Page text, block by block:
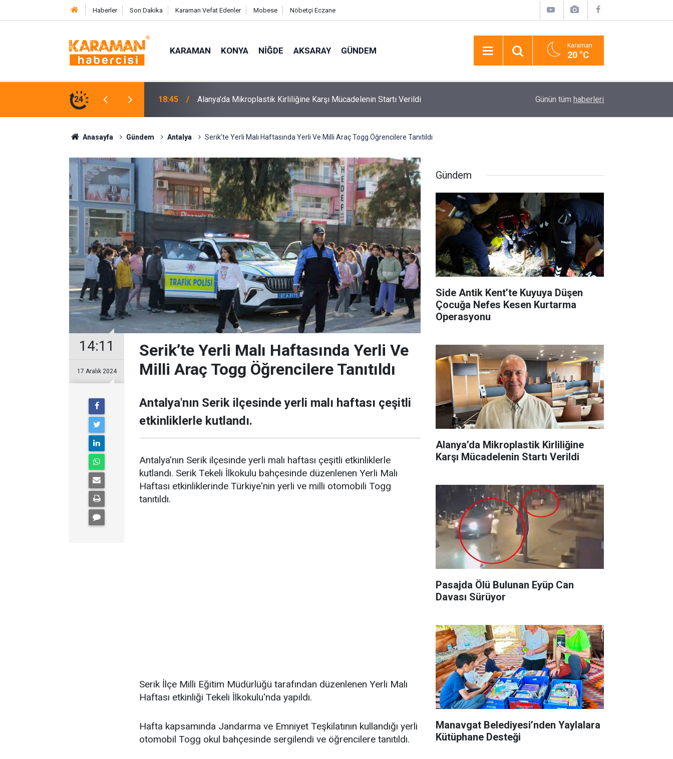
Haberler Son Dakika Karaman Vefat Edenler Mobese Nöbetçi Eczane
KARAMAN KONYA NIĞDE AKSARAY GÜNDEM Karaman
20 °C
24
Nefes Kesen Kurtarma Operasyonu 18:45 Alanya’da Mikroplastik Kirliliğine Karşı Mücadelenin Startı Verildi Pasajda Ölü Bulunan Eyüp Can Davası Sürüyor
Günün tüm haberleri
Anasayfa Gündem Antalya Serik’te Yerli Malı Haftasında Yerli Ve Milli Araç Togg Öğrencilere Tanıtıldı
14:11
17 Aralık 2024
Serik’te Yerli Malı Haftasında Yerli Ve
Milli Araç Togg Öğrencilere Tanıtıldı
Antalya'nın Serik ilçesinde yerli malı haftası çeşitli
etkinliklerle kutlandı.
Antalya'nın Serik ilçesinde yerli malı haftası çeşitli etkinliklerle
kutlandı. Serik Tekeli İlkokulu bahçesinde düzenlenen Yerli Malı
Haftası etkinliklerinde Türkiye'nin yerli ve milli otomobili Togg
tanıtıldı.
Serik İlçe Milli Eğitim Müdürlüğü tarafından düzenlenen Yerli Malı
Haftası etkinliği Tekeli İlkokulu'nda yapıldı.
Hafta kapsamında Jandarma ve Emniyet Teşkilatının kullandığı yerli
otomobil Togg okul bahçesinde sergilendi ve öğrencilere tanıtıldı.
Gündem
Side Antik Kent’te Kuyuya Düşen
Çocuğa Nefes Kesen Kurtarma
Operasyonu
Alanya’da Mikroplastik Kirliliğine
Karşı Mücadelenin Startı Verildi
Pasajda Ölü Bulunan Eyüp Can
Davası Sürüyor
Manavgat Belediyesi’nden Yaylalara
Kütüphane Desteği